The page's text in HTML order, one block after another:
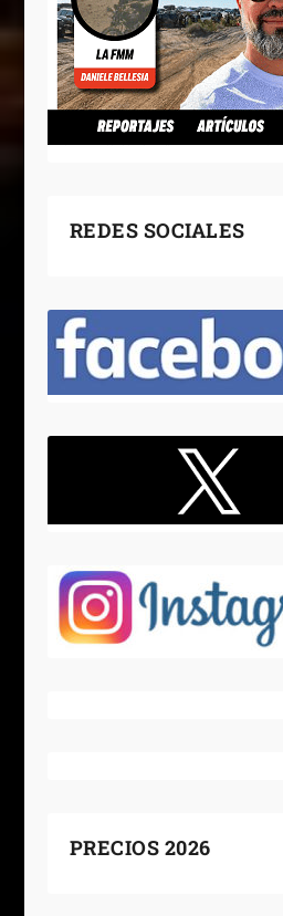
REDES SOCIALES
PRECIOS 2026